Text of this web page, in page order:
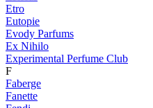
Etro
Eutopie
Evody Parfums
Ex Nihilo
Experimental Perfume Club
F
Faberge
Fanette